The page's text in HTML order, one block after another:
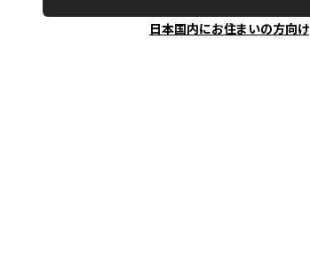
日本国内にお住まいの方向け